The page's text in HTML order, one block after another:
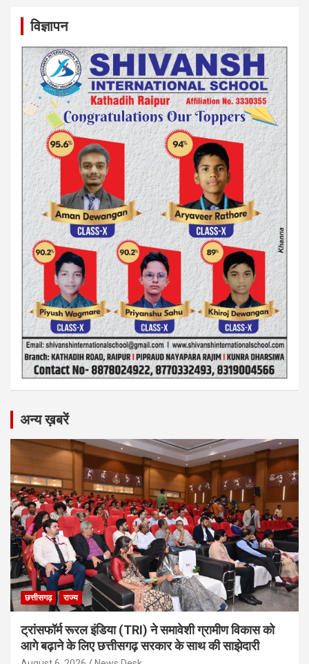
विज्ञापन
अन्य ख़बरें
छत्तीसगढ़ राज्य
ट्रांसफॉर्म रूरल इंडिया (TRI) ने समावेशी ग्रामीण विकास को
आगे बढ़ाने के लिए छत्तीसगढ़ सरकार के साथ की साझेदारी